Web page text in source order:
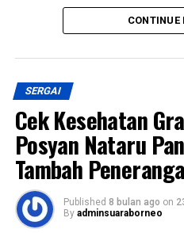
Mitra Yayasan Lubuk
beroperasinya SPPG Lubuk
masyarakat secara
“SPPG ini diharapkan menjadi
hanya berorientasi pada
peningkatan kualitas
kelompok rentan seperti anak-
Ia menambahkan,
CONTINUE
SERGAI
Cek Kesehatan
Posyan Nataru
Tambah
Published 8 bulan ago on
By adminsuaraborneo